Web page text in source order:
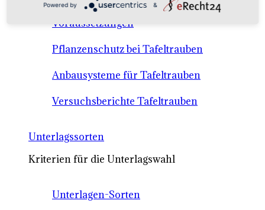
Tafeltraubenanbau - rechtliche
Voraussetzungen
Pflanzenschutz bei Tafeltrauben
Anbausysteme für Tafeltrauben
Versuchsberichte Tafeltrauben
Unterlagssorten
Kriterien für die Unterlagswahl
Unterlagen-Sorten
Powered by &